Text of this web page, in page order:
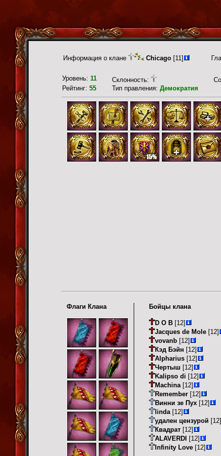
Информация о клане Chicago [11]
Уровень: 11 Склонность:
Рейтинг: 55 Тип правления: Демократия
Флаги Клана Бойцы клана
D O B [12]
Jacques de Mole [12]
vovanb [12]
Кэд Бэйн [12]
Alpharius [12]
Чертыш [12]
Kalipso di [12]
Machina [12]
Remember [12]
Винни зе Пух [12]
linda [12]
удален цензурой [12]
Квадрат [12]
ALAVERDI [12]
Infinity Love [12]